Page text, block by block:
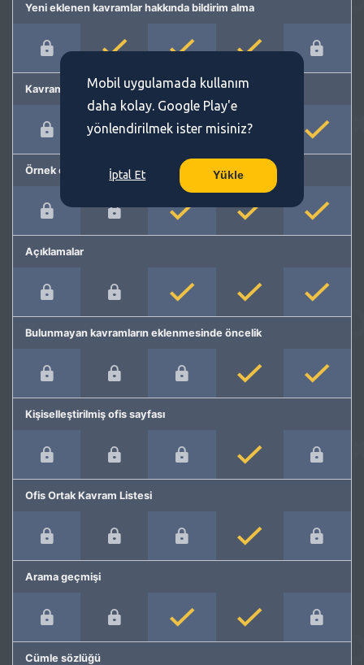
Yeni eklenen kavramlar hakkında bildirim alma
Kavram önerme
Örnek cümleler
Açıklamalar
Bulunmayan kavramların eklenmesinde öncelik
Kişiselleştirilmiş ofis sayfası
Ofis Ortak Kavram Listesi
Arama geçmişi
Cümle sözlüğü
Mobil uygulamada kullanım
daha kolay. Google Play'e
yönlendirilmek ister misiniz?
İptal Et Yükle